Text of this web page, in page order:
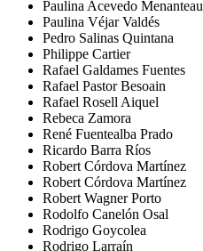
Paulina Acevedo Menanteau
Paulina Véjar Valdés
Pedro Salinas Quintana
Philippe Cartier
Rafael Galdames Fuentes
Rafael Pastor Besoain
Rafael Rosell Aiquel
Rebeca Zamora
René Fuentealba Prado
Ricardo Barra Ríos
Robert Córdova Martínez
Robert Córdova Martínez
Robert Wagner Porto
Rodolfo Canelón Osal
Rodrigo Goycolea
Rodrigo Larraín